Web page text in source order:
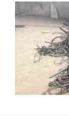
七、严禁以
在计量器具上安
托方的财产。一
人所缴纳的所有
通拍卖有限公司
刑事责任。